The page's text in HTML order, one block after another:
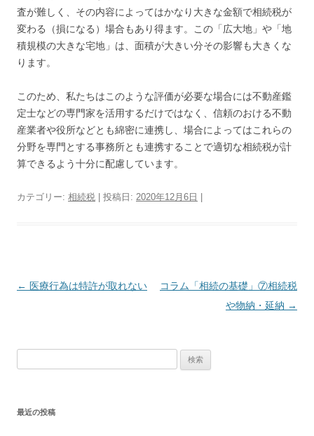
査が難しく、その内容によってはかなり大きな金額で相続税が
変わる（損になる）場合もあり得ます。この「広大地」や「地
積規模の大きな宅地」は、面積が大きい分その影響も大きくな
ります。
このため、私たちはこのような評価が必要な場合には不動産鑑
定士などの専門家を活用するだけではなく、信頼のおける不動
産業者や役所などとも綿密に連携し、場合によってはこれらの
分野を専門とする事務所とも連携することで適切な相続税が計
算できるよう十分に配慮しています。
カテゴリー: 相続税 | 投稿日: 2020年12月6日 |
投
← 医療行為は特許が取れない
コラム「相続の基礎」⑦相続税
や物納・延納 →
索:
最近の投稿